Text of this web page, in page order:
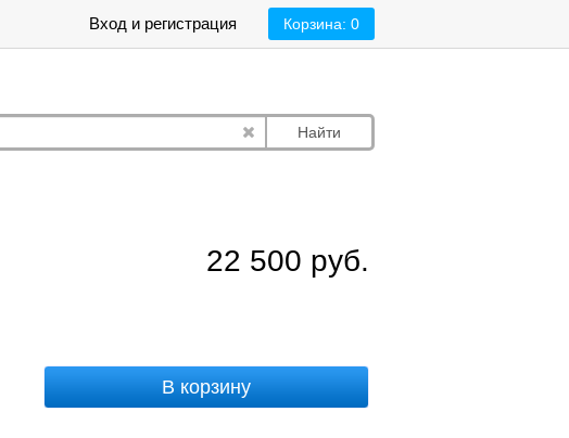
Корзина: 0
Вход и регистрация
Найти
22 500 руб.
В корзину